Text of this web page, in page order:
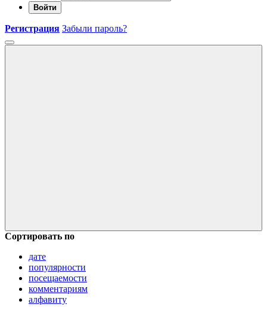
Войти
Регистрация Забыли пароль?
Сортировать по
дате
популярности
посещаемости
комментариям
алфавиту